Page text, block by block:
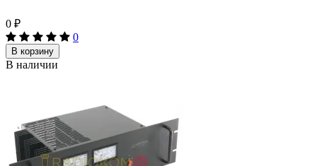
0 ₽
0
В корзину
В наличии